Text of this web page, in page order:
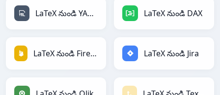
LaTeX నుండి YAML LaTeX నుండి DAX
LaTeX నుండి Firebase LaTeX నుండి Jira